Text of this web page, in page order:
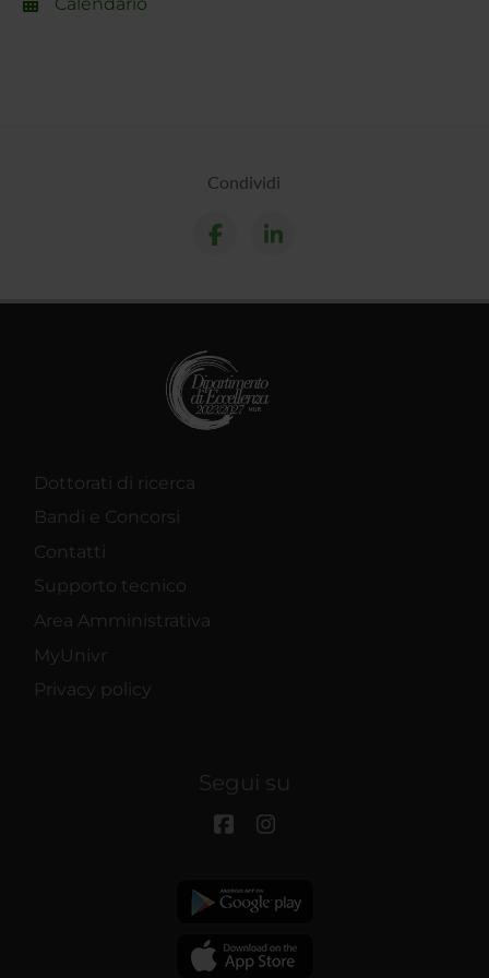
Calendario
Condividi
Dottorati di ricerca
Bandi e Concorsi
Contatti
Supporto tecnico
Area Amministrativa
MyUnivr
Privacy policy
Segui su